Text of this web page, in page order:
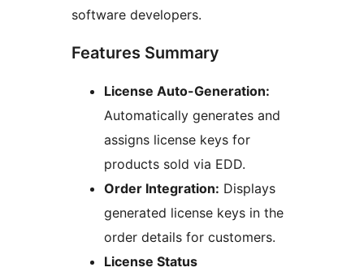
software developers.
Features Summary
License Auto-Generation:
Automatically generates and
assigns license keys for
products sold via EDD.
Order Integration: Displays
generated license keys in the
order details for customers.
License Status